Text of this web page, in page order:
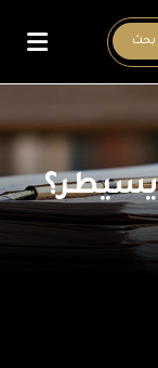
بحث